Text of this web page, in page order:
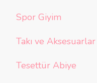
Spor Giyim
Takı ve Aksesuarlar
Tesettür Abiye